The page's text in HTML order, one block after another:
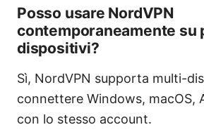
Posso usare NordVPN
contemporaneamente su
dispositivi?
Sì, NordVPN supporta multi-
connettere Windows, macOS,
con lo stesso account.